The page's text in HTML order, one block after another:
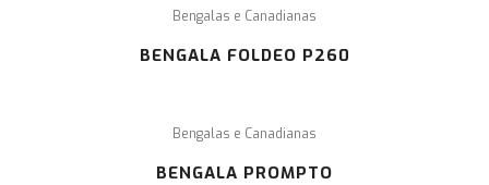
Bengalas e Canadianas
BENGALA FOLDEO P260
Bengalas e Canadianas
BENGALA PROMPTO